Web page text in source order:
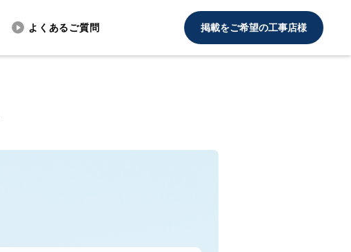
よくあるご質問 掲載をご希望の工事店様